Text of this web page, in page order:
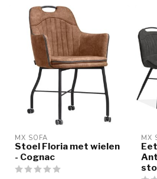
MX SOFA
Stoel Floria met wielen
- Cognac
MX